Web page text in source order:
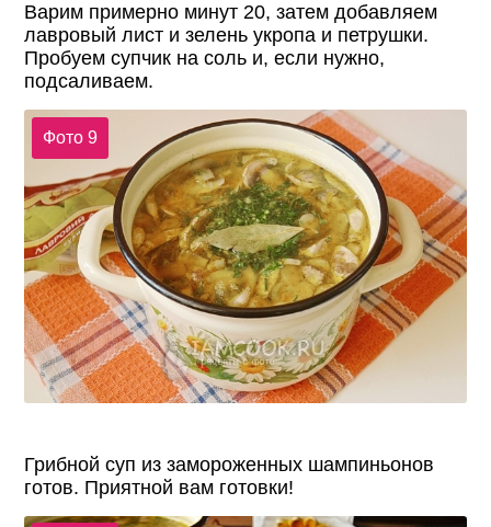
Варим примерно минут 20, затем добавляем
лавровый лист и зелень укропа и петрушки.
Пробуем супчик на соль и, если нужно,
подсаливаем.
Фото 9
Грибной суп из замороженных шампиньонов
готов. Приятной вам готовки!